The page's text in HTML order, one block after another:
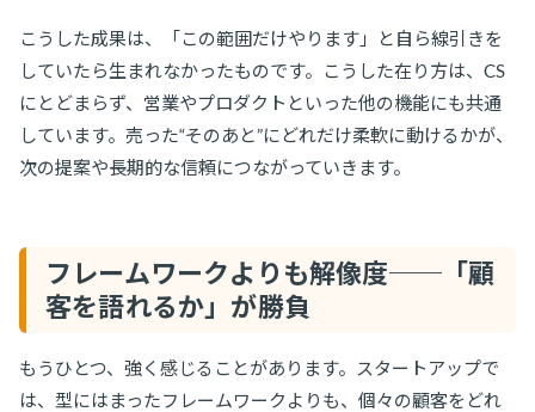
こうした成果は、「この範囲だけやります」と自ら線引きを
していたら生まれなかったものです。こうした在り方は、CS
にとどまらず、営業やプロダクトといった他の機能にも共通
しています。売った“そのあと”にどれだけ柔軟に動けるかが、
次の提案や長期的な信頼につながっていきます。
フレームワークよりも解像度──「顧
客を語れるか」が勝負
もうひとつ、強く感じることがあります。スタートアップで
は、型にはまったフレームワークよりも、個々の顧客をどれ